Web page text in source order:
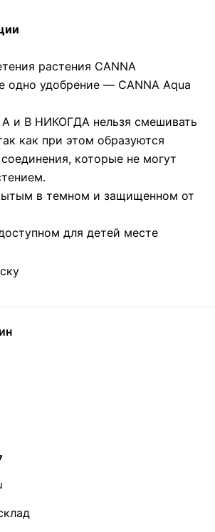
растения CANNA
одно удобрение — CANNA Aqua
и B НИКОГДА нельзя смешивать
как при этом образуются
которые не могут
в темном и защищенном от
для детей месте